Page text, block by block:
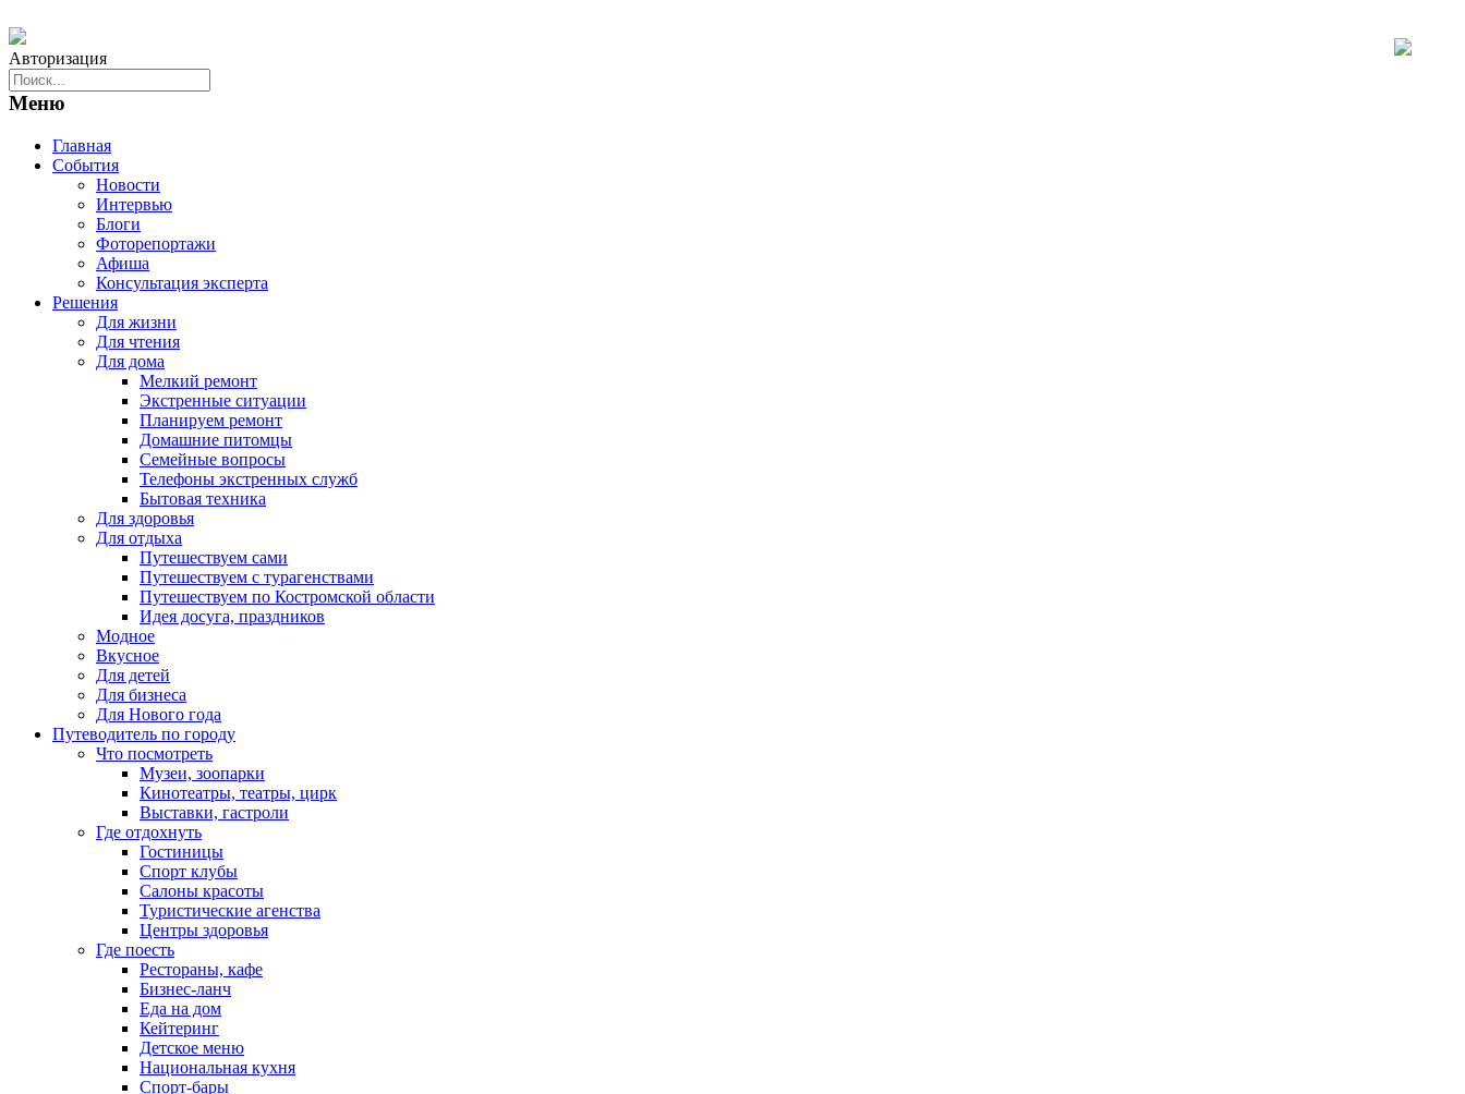
Авторизация
Меню
Главная
События
Новости
Интервью
Блоги
Фоторепортажи
Афиша
Консультация эксперта
Решения
Для жизни
Для чтения
Для дома
Мелкий ремонт
Экстренные ситуации
Планируем ремонт
Домашние питомцы
Семейные вопросы
Телефоны экстренных служб
Бытовая техника
Для здоровья
Для отдыха
Путешествуем сами
Путешествуем с турагенствами
Путешествуем по Костромской области
Идея досуга, праздников
Модное
Вкусное
Для детей
Для бизнеса
Для Нового года
Путеводитель по городу
Что посмотреть
Музеи, зоопарки
Кинотеатры, театры, цирк
Выставки, гастроли
Где отдохнуть
Гостиницы
Спорт клубы
Салоны красоты
Туристические агенства
Центры здоровья
Где поесть
Рестораны, кафе
Бизнес-ланч
Еда на дом
Кейтеринг
Детское меню
Национальная кухня
Спорт-бары